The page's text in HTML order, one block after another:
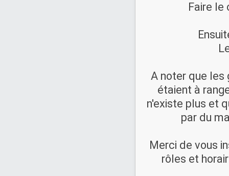
Faire le
A noter que les
étaient à
n'existe plus et
par du
Merci de vous
rôles et